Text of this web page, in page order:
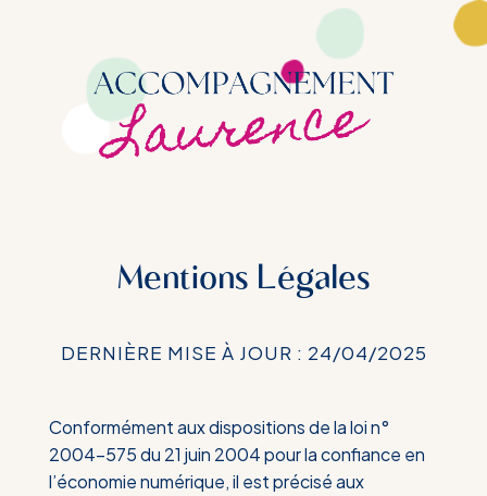
Mentions Légales
DERNIÈRE MISE À JOUR : 24/04/2025
Conformément aux dispositions de la loi n°
2004-575 du 21 juin 2004 pour la confiance en
l’économie numérique, il est précisé aux